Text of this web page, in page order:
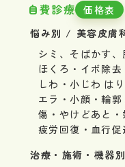
自費診療 価格表
悩み別 / 美容皮膚
シミ、そばかす、
ほくろ・イボ除去
しわ・小じわ は
エラ・小顔・輪郭
傷・やけどあと・
疲労回復・血行
治療・施術・機器